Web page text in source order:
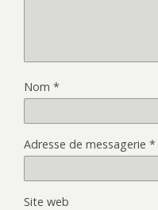
Nom *
Adresse de messagerie *
Site web